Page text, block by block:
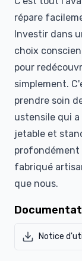
répare
Investir dans
choix
pour
simplement.
prendre soin
ustensile qui
jetable et
fabriqué
que nous.
Notice